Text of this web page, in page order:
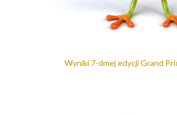
Wyniki 7-dmej edycji Grand